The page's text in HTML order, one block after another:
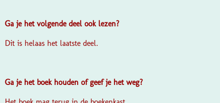
Ga je het volgende deel ook lezen?
Dit is helaas het laatste deel.
Ga je het boek houden of geef je het weg?